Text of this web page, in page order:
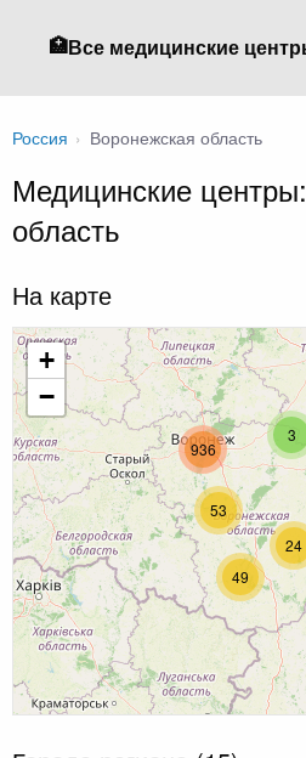
🏥Все медицинские
Россия › Воронежская область
Медицинские
область
На карте
3
24
49
53
936
+
−